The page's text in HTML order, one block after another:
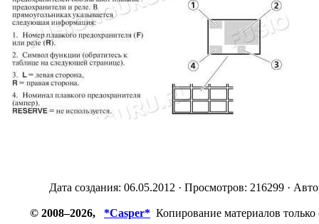
Дата создания: 06.05.2012 · Просмотров: 216299 ·
© 2008–2026, *Casper* Копирование материалов